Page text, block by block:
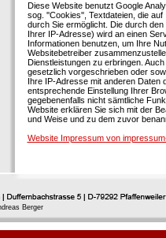
Diese Website benutzt Google
sog. ''Cookies'', Textdateien, die
durch Sie ermöglicht. Die durch
Ihrer IP-Adresse) wird an einen
Informationen benutzen, um Ihre
Websitebetreiber
Dienstleistungen zu erbringen.
gesetzlich vorgeschrieben oder
Ihre IP-Adresse mit anderen Daten
entsprechende Einstellung Ihrer
gegebenenfalls nicht sämtliche
Website erklären Sie sich mit der
und Weise und zu dem zuvor
Website Impressum von
Berger